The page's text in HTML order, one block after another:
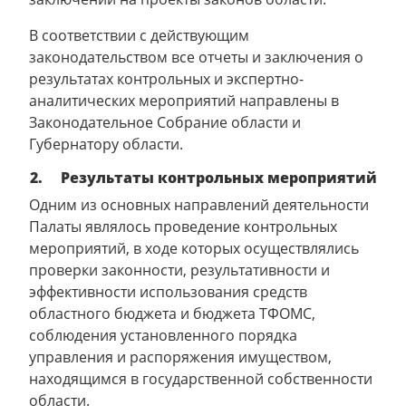
В соответствии с действующим
законодательством все отчеты и заключения о
результатах контрольных и экспертно-
аналитических мероприятий направлены в
Законодательное Собрание области и
Губернатору области.
2. Результаты контрольных мероприятий
Одним из основных направлений деятельности
Палаты являлось проведение контрольных
мероприятий, в ходе которых осуществлялись
проверки законности, результативности и
эффективности использования средств
областного бюджета и бюджета ТФОМС,
соблюдения установленного порядка
управления и распоряжения имуществом,
находящимся в государственной собственности
области.